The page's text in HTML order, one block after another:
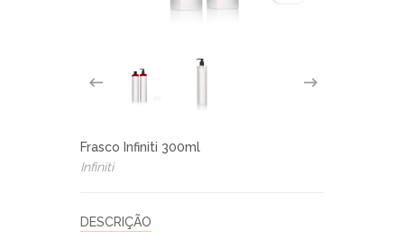
Frasco Infiniti 300ml
Infiniti
DESCRIÇÃO